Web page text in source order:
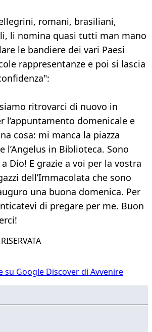
romani, brasiliani,
li nomina quasi tutti man mano
le bandiere dei vari Paesi
rappresentanze e poi si lascia
ritrovarci di nuovo in
l’appuntamento domenicale e
cosa: mi manca la piazza
l’Angelus in Biblioteca. Sono
Dio! E grazie a voi per la vostra
dell’Immacolata che sono
una buona domenica. Per
di pregare per me. Buon
su Google Discover di Avvenire